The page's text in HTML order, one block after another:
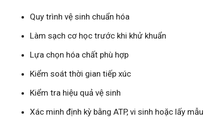
Quy trình vệ sinh chuẩn hóa
Làm sạch cơ học trước khi khử khuẩn
Lựa chọn hóa chất phù hợp
Kiểm soát thời gian tiếp xúc
Kiểm tra hiệu quả vệ sinh
Xác minh định kỳ bằng ATP, vi sinh hoặc lấy mẫu